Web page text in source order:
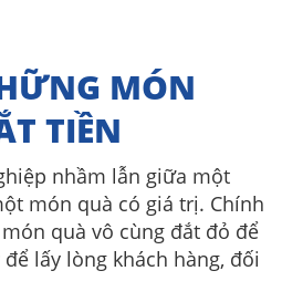
MÓN
TIỀN
nhầm lẫn giữa một
món quà có giá trị. Chính
quà vô cùng đắt đỏ để
lấy lòng khách hàng, đối